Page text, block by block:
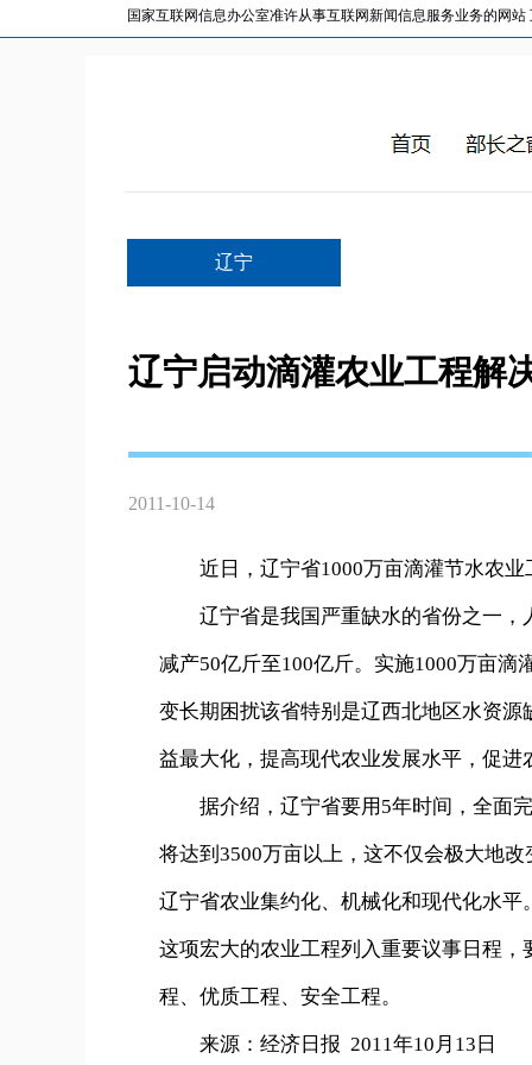
国家互联网信息办公室准许从事互联网新闻信息服务业务的网站
辽宁
辽宁启动滴灌农业工程解
2011-10-14
近日，辽宁省1000万亩滴灌节水农业
辽宁省是我国严重缺水的省份之一，
减产50亿斤至100亿斤。实施1000万亩
变长期困扰该省特别是辽西北地区水资
益最大化，提高现代农业发展水平，促
据介绍，辽宁省要用5年时间，全面完
将达到3500万亩以上，这不仅会极大地
辽宁省农业集约化、机械化和现代化水
这项宏大的农业工程列入重要议事日程
程、优质工程、安全工程。
来源：经济日报 2011年10月13日